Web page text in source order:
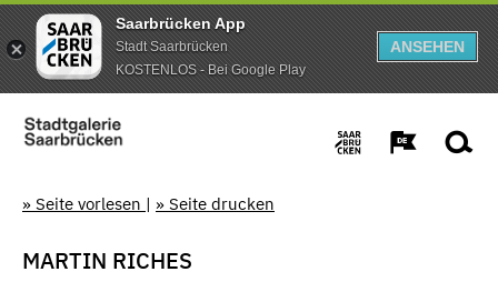
Saarbrücken App
Stadt Saarbrücken
KOSTENLOS - Bei Google Play
ANSEHEN
» Seite vorlesen | » Seite drucken
MARTIN RICHES